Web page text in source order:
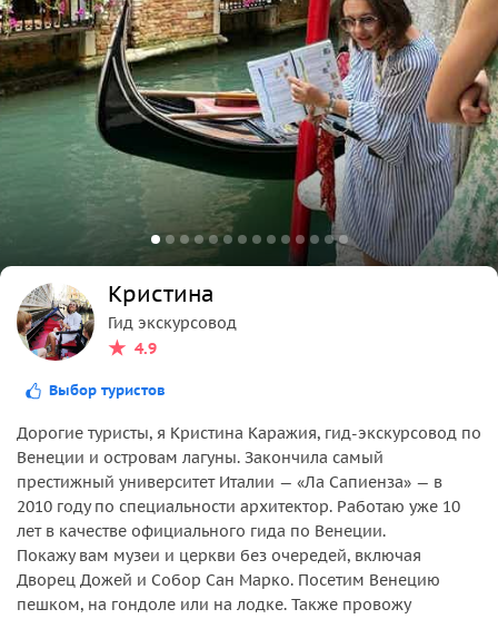
Кристина
Гид экскурсовод
4.9
Выбор туристов
Дорогие туристы, я Кристина Каражия, гид-экскурсовод по
Венеции и островам лагуны. Закончила самый
престижный университет Италии — «Ла Сапиенза» — в
2010 году по специальности архитектор. Работаю уже 10
лет в качестве официального гида по Венеции.
Покажу вам музеи и церкви без очередей, включая
Дворец Дожей и Собор Сан Марко. Посетим Венецию
пешком, на гондоле или на лодке. Также провожу